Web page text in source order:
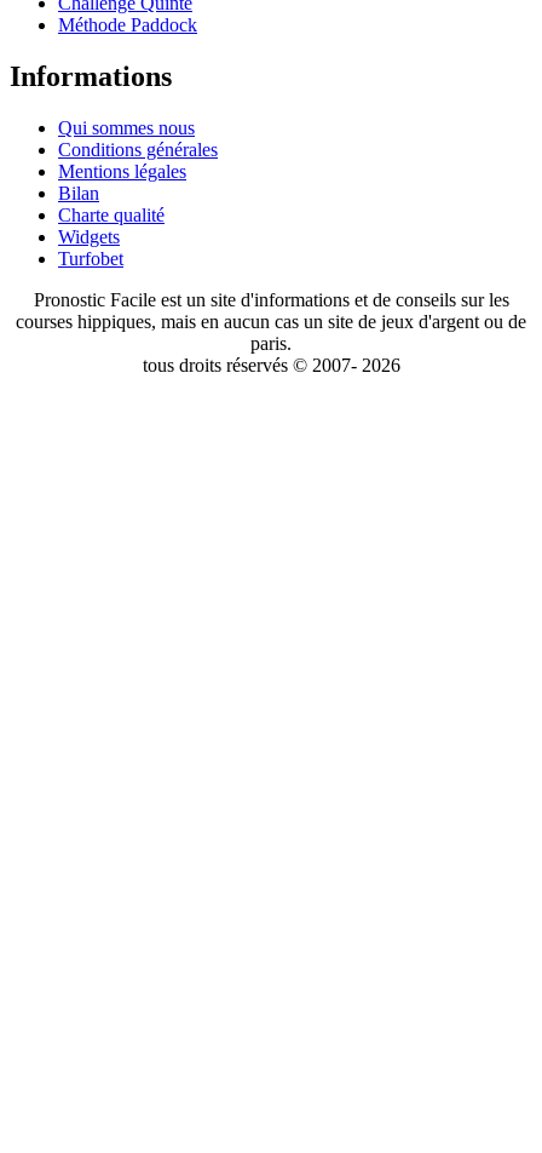
Méthode Paddock
Informations
Qui sommes nous
Conditions générales
Mentions légales
Bilan
Charte qualité
Widgets
Turfobet
Pronostic Facile est un site d'informations et de conseils sur les
courses hippiques, mais en aucun cas un site de jeux d'argent ou de
paris.
tous droits réservés © 2007- 2026